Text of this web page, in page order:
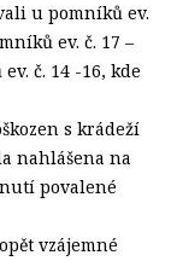
u pomníků ev.
ev. č. 17 –
č. 14 -16, kde
s krádeží
nahlášena na
povalené
vzájemné